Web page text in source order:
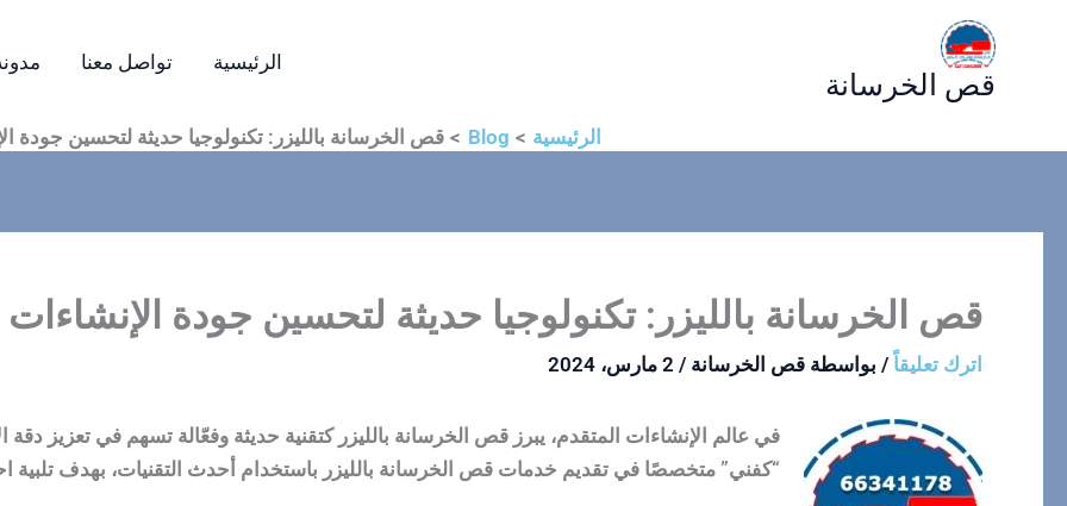
قص الخرسانة
الرئيسية تواصل معنا
الرئيسية Blog قص الخرسانة بالليزر: تكنولوجيا حديثة لتحسين جودة
قص الخرسانة بالليزر: تكنولوجيا حديثة لتحسين جودة الإنشاءات
اترك تعليقاً / بواسطة قص الخرسانة / 2 مارس، 2024
في عالم الإنشاءات المتقدم، يبرز قص الخرسانة بالليزر كتقنية حديثة وفعّالة تسهم في تعزيز
“كفني” متخصصًا في تقديم خدمات قص الخرسانة بالليزر باستخدام أحدث التقنيات، بهدف تلبية